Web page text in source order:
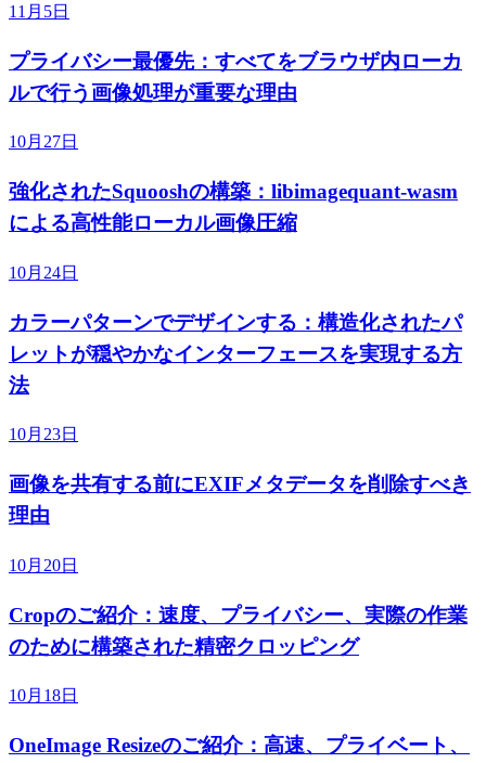
11月5日
プライバシー最優先：すべてをブラウザ内ローカ
ルで行う画像処理が重要な理由
10月27日
強化されたSquooshの構築：libimagequant-wasm
による高性能ローカル画像圧縮
10月24日
カラーパターンでデザインする：構造化されたパ
レットが穏やかなインターフェースを実現する方
法
10月23日
画像を共有する前にEXIFメタデータを削除すべき
理由
10月20日
Cropのご紹介：速度、プライバシー、実際の作業
のために構築された精密クロッピング
10月18日
OneImage Resizeのご紹介：高速、プライベート、